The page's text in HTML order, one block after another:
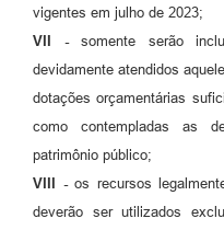
vigentes em julho de 2023;
VII -somente serão
devidamente atendidos
dotações orçamentárias
como contempladas as
patrimônio público;
VIII - os recursos
deverão ser utilizados